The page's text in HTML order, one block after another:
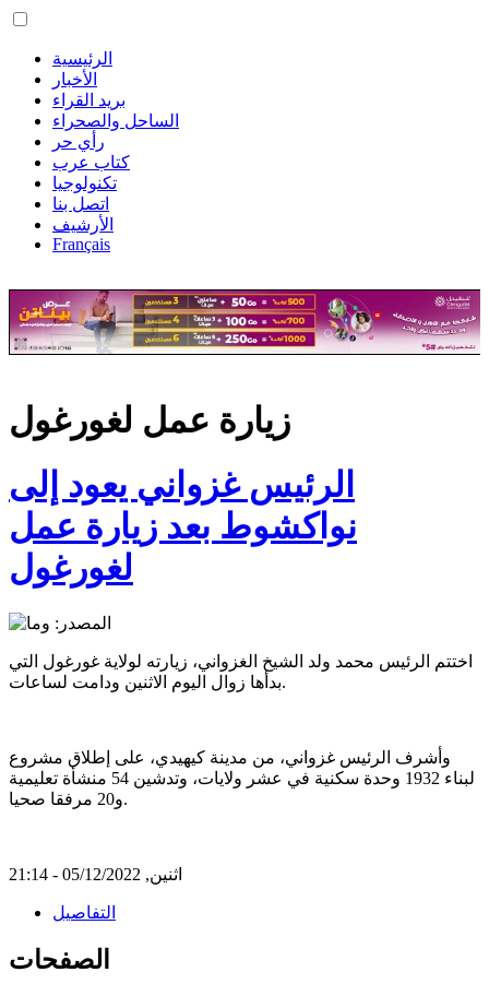
الرئيسية
الأخبار
بريد القراء
الساحل والصحراء
رأي حر
كتاب عرب
تكنولوجيا
اتصل بنا
الأرشيف
Français
زيارة عمل لغورغول
الرئيس غزواني يعود إلى
نواكشوط بعد زيارة عمل
لغورغول
اختتم الرئيس محمد ولد الشيخ الغزواني، زيارته لولاية غورغول التي
بدأها زوال اليوم الاثنين ودامت لساعات.
وأشرف الرئيس غزواني، من مدينة كيهيدي، على إطلاق مشروع
لبناء 1932 وحدة سكنية في عشر ولايات، وتدشين 54 منشأة تعليمية
و20 مرفقا صحيا.
اثنين, 05/12/2022 - 21:14
التفاصيل
الصفحات